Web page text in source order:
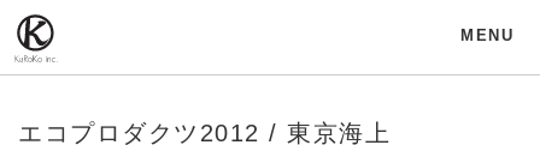
MENU
エコプロダクツ2012 / 東京海上